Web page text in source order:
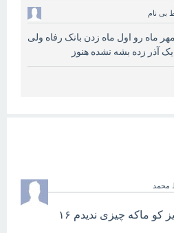
بی نام
ماه رو اول ماه زدن بانک رفاه ولی
آذر زده بشه نشده هنوز
محمد
سلام بیکار محترم والا واریز کو ماکه چیزی ندیدم ۱۶